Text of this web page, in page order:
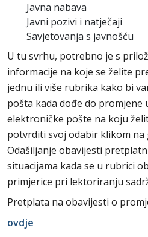
Javna nabava
Javni pozivi i natječaji
Savjetovanja s javnošću
U tu svrhu, potrebno je s
informacije na koje se želite
jednu ili više rubrika kako bi
pošta kada dođe do promjene
elektroničke pošte na koju
potvrditi svoj odabir klikom na
Odašiljanje obavijesti
situacijama kada se u rubrici
primjerice pri lektoriranju
Pretplata na obavijesti o
ovdje